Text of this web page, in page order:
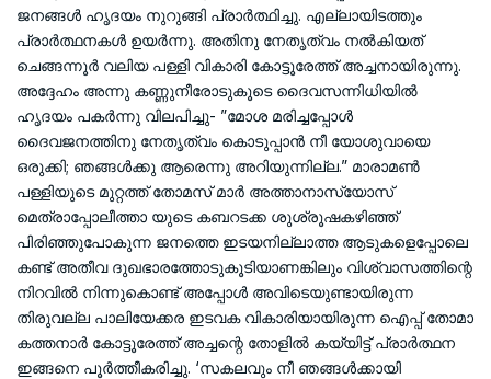
ജനങ്ങള്‍ ഹൃദയം നുറുങ്ങി പ്രാര്‍ത്ഥിച്ചു. എല്ലായിടത്തും
പ്രാര്‍ത്ഥനകള്‍ ഉയര്‍ന്നു. അതിനു നേതൃത്വം നല്‍കിയത്
ചെങ്ങന്നൂര്‍ വലിയ പള്ളി വികാരി കോട്ടൂരേത്ത് അച്ചനായിരുന്നു.
അദ്ദേഹം അന്നു കണ്ണുനീരോടുകൂടെ ദൈവസന്നിധിയില്‍
ഹൃദയം പകര്‍ന്നു വിലപിച്ചു- ”മോശ മരിച്ചപ്പോള്‍
ദൈവജനത്തിനു നേതൃത്വം കൊടുപ്പാന്‍ നീ യോശുവായെ
ഒരുക്കി; ഞങ്ങള്‍ക്കു ആരെന്നു അറിയുന്നില്ല.” മാരാമണ്‍
പള്ളിയുടെ മുറ്റത്ത് തോമസ് മാര്‍ അത്താനാസ്യോസ്
മെത്രാപ്പോലീത്താ യുടെ കബറടക്ക ശുശ്രൂഷകഴിഞ്ഞ്
പിരിഞ്ഞുപോകുന്ന ജനത്തെ ഇടയനില്ലാത്ത ആടുകളെപ്പോലെ
കണ്ട് അതീവ ദുഖഭാരത്തോടുകൂടിയാണങ്കിലും വിശ്വാസത്തിന്റെ
നിറവില്‍ നിന്നുകൊണ്ട് അപ്പോള്‍ അവിടെയുണ്ടായിരുന്ന
തിരുവല്ല പാലിയേക്കര ഇടവക വികാരിയായിരുന്ന ഐപ്പ് തോമാ
കത്തനാര്‍ കോട്ടൂരേത്ത് അച്ചന്റെ തോളില്‍ കയ്യിട്ട് പ്രാര്‍ത്ഥന
ഇങ്ങനെ പൂര്‍ത്തീകരിച്ചു. ‘സകലവും നീ ഞങ്ങള്‍ക്കായി